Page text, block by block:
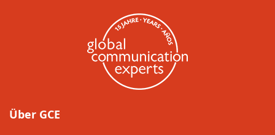
Über GCE